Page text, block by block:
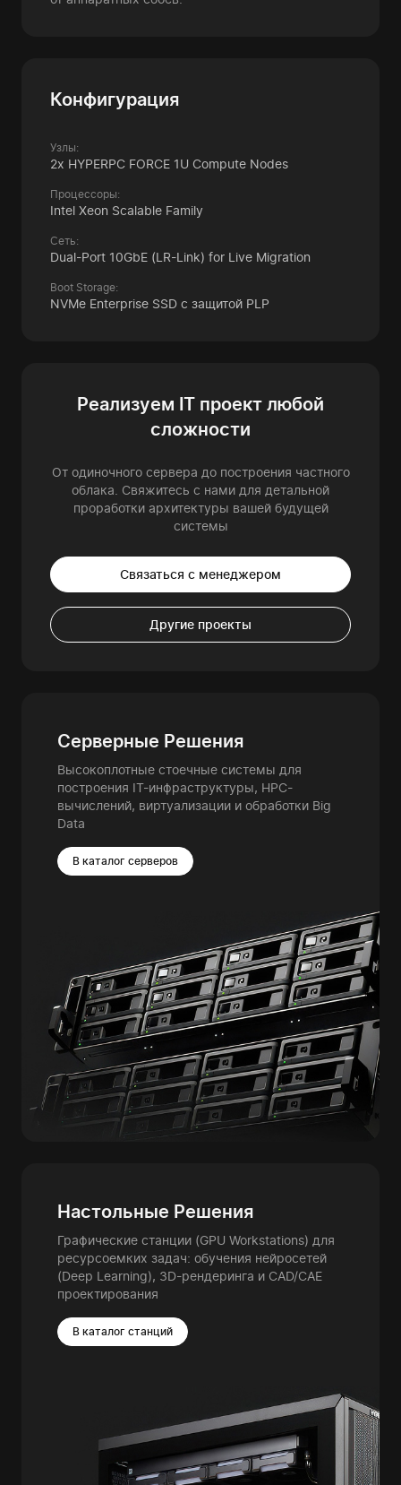
Конфигурация
Узлы:
2x HYPERPC FORCE 1U Compute Nodes
Процессоры:
Intel Xeon Scalable Family
Сеть:
Dual-Port 10GbE (LR-Link) for Live Migration
Boot Storage:
NVMe Enterprise SSD c защитой PLP
Реализуем IT проект любой
сложности
От одиночного сервера до построения частного
облака. Свяжитесь с нами для детальной
проработки архитектуры вашей будущей
системы
Связаться с менеджером
Другие проекты
Серверные Решения
Высокоплотные стоечные системы для
построения IT-инфраструктуры, HPC-
вычислений, виртуализации и обработки Big
Data
В каталог серверов
Настольные Решения
Графические станции (GPU Workstations) для
ресурсоемких задач: обучения нейросетей
(Deep Learning), 3D-рендеринга и CAD/CAE
проектирования
В каталог станций